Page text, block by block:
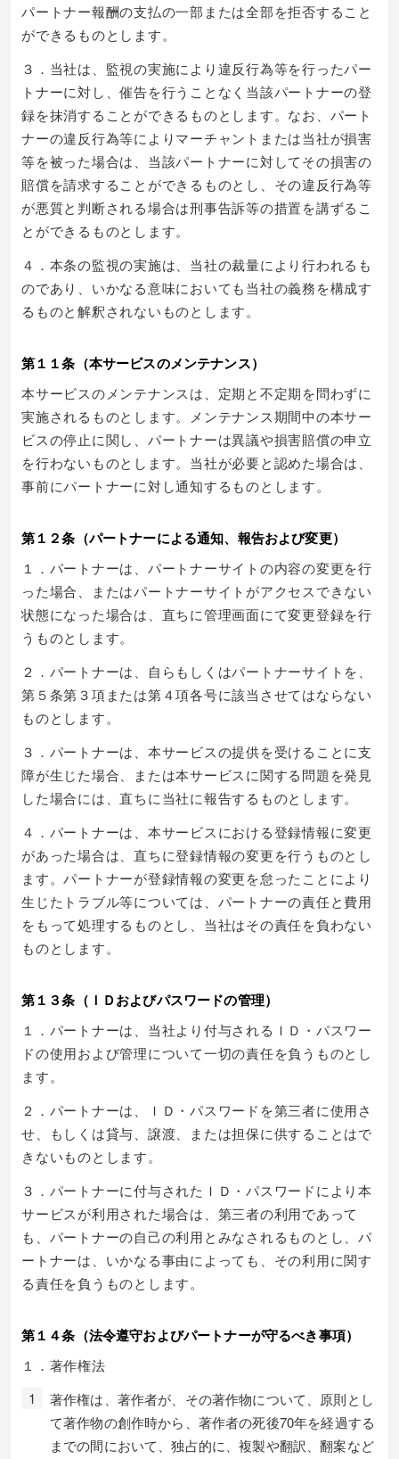
パートナー報酬の支払の一部または全部を拒否すること
ができるものとします。
３．当社は、監視の実施により違反行為等を行ったパー
トナーに対し、催告を行うことなく当該パートナーの登
録を抹消することができるものとします。なお、パート
ナーの違反行為等によりマーチャントまたは当社が損害
等を被った場合は、当該パートナーに対してその損害の
賠償を請求することができるものとし、その違反行為等
が悪質と判断される場合は刑事告訴等の措置を講ずるこ
とができるものとします。
４．本条の監視の実施は、当社の裁量により行われるも
のであり、いかなる意味においても当社の義務を構成す
るものと解釈されないものとします。
第１１条（本サービスのメンテナンス）
本サービスのメンテナンスは、定期と不定期を問わずに
実施されるものとします。メンテナンス期間中の本サー
ビスの停止に関し、パートナーは異議や損害賠償の申立
を行わないものとします。当社が必要と認めた場合は、
事前にパートナーに対し通知するものとします。
第１２条（パートナーによる通知、報告および変更）
１．パートナーは、パートナーサイトの内容の変更を行
った場合、またはパートナーサイトがアクセスできない
状態になった場合は、直ちに管理画面にて変更登録を行
うものとします。
２．パートナーは、自らもしくはパートナーサイトを、
第５条第３項または第４項各号に該当させてはならない
ものとします。
３．パートナーは、本サービスの提供を受けることに支
障が生じた場合、または本サービスに関する問題を発見
した場合には、直ちに当社に報告するものとします。
４．パートナーは、本サービスにおける登録情報に変更
があった場合は、直ちに登録情報の変更を行うものとし
ます。パートナーが登録情報の変更を怠ったことにより
生じたトラブル等については、パートナーの責任と費用
をもって処理するものとし、当社はその責任を負わない
ものとします。
第１３条（ＩＤおよびパスワードの管理）
１．パートナーは、当社より付与されるＩＤ・パスワー
ドの使用および管理について一切の責任を負うものとし
ます。
２．パートナーは、ＩＤ・パスワードを第三者に使用さ
せ、もしくは貸与、譲渡、または担保に供することはで
きないものとします。
３．パートナーに付与されたＩＤ・パスワードにより本
サービスが利用された場合は、第三者の利用であって
も、パートナーの自己の利用とみなされるものとし、パ
ートナーは、いかなる事由によっても、その利用に関す
る責任を負うものとします。
第１４条（法令遵守およびパートナーが守るべき事項）
１．著作権法
著作権は、著作者が、その著作物について、原則とし
て著作物の創作時から、著作者の死後70年を経過する
までの間において、独占的に、複製や翻訳、翻案など